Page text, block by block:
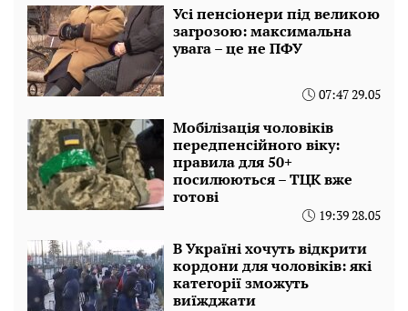
Усі пенсіонери під великою
загрозою: максимальна
увага – це не ПФУ
07:47 29.05
Мобілізація чоловіків
передпенсійного віку:
правила для 50+
посилюються – ТЦК вже
готові
19:39 28.05
В Україні хочуть відкрити
кордони для чоловіків: які
категорії зможуть
виїжджати